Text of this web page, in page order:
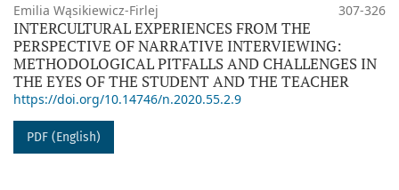
Emilia Wąsikiewicz-Firlej 307-326
INTERCULTURAL EXPERIENCES FROM THE
PERSPECTIVE OF NARRATIVE INTERVIEWING:
METHODOLOGICAL PITFALLS AND CHALLENGES IN
THE EYES OF THE STUDENT AND THE TEACHER
https://doi.org/10.14746/n.2020.55.2.9
PDF (English)